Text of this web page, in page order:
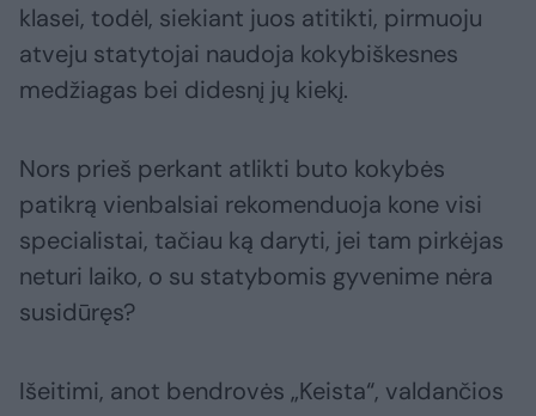
klasei, todėl, siekiant juos atitikti, pirmuoju
atveju statytojai naudoja kokybiškesnes
medžiagas bei didesnį jų kiekį.
Nors prieš perkant atlikti buto kokybės
patikrą vienbalsiai rekomenduoja kone visi
specialistai, tačiau ką daryti, jei tam pirkėjas
neturi laiko, o su statybomis gyvenime nėra
susidūręs?
Išeitimi, anot bendrovės „Keista“, valdančios